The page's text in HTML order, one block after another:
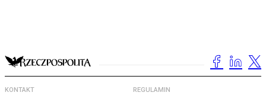
KONTAKT REGULAMIN